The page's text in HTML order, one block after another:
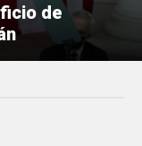
de